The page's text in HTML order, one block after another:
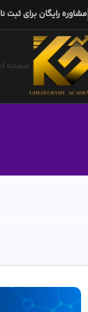
مشاوره رایگان برای ثبت
صفحه